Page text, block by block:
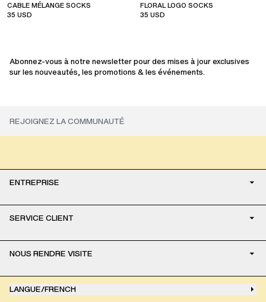
CABLE MÉLANGE SOCKS
35 USD
FLORAL LOGO SOCKS
35 USD
Abonnez-vous à notre newsletter pour des mises à jour exclusives
sur les nouveautés, les promotions & les événements.
ENTREPRISE
SERVICE CLIENT
NOUS RENDRE VISITE
LANGUE/FRENCH